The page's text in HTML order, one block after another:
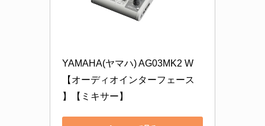
YAMAHA(ヤマハ) AG03MK2 W
【オーディオインターフェース
】【ミキサー】